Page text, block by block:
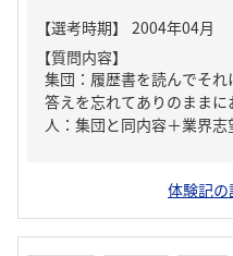
【質問内容】
集団：履歴書を読んでそ
答えを忘れてありのまま
人：集団と同内容＋業界
体験記の